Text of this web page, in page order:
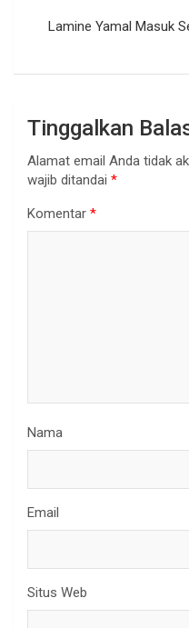
Lamine Yamal Masuk
Tinggalkan
Alamat email Anda tidak
wajib ditandai *
Komentar *
Nama
Email
Situs Web